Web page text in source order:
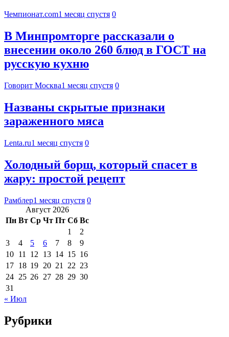
Чемпионат.com1 месяц спустя 0
В Минпромторге рассказали о
внесении около 260 блюд в ГОСТ на
русскую кухню
Говорит Москва1 месяц спустя 0
Названы скрытые признаки
зараженного мяса
Lenta.ru1 месяц спустя 0
Холодный борщ, который спасет в
жару: простой рецепт
Рамблер1 месяц спустя 0
Август 2026
Пн Вт Ср Чт Пт Сб Вс
1
2
3
4 5 6 7 8
9
10 11 12 13 14 15 16
17 18 19 20 21 22 23
24 25 26 27 28 29 30
31
« Июл
Рубрики